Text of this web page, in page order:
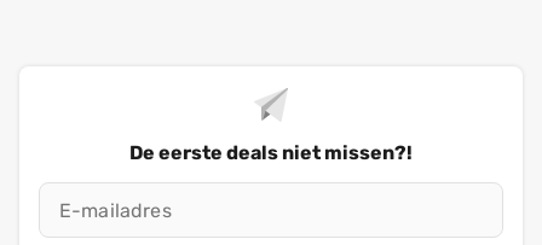
De eerste deals niet missen?!